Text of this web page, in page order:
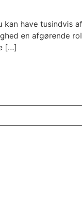
have tusindvis
en afgørende
[…]